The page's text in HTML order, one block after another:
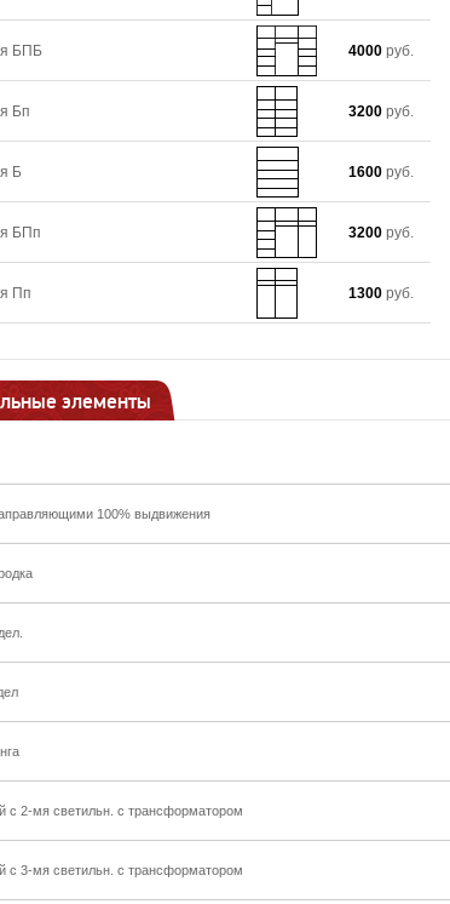
БПБ 4000 руб.
Бп 3200 руб.
Б 1600 руб.
БПп 3200 руб.
Пп 1300 руб.
элементы
100% выдвижения
с 2-мя светильн. с трансформатором
с 3-мя светильн. с трансформатором